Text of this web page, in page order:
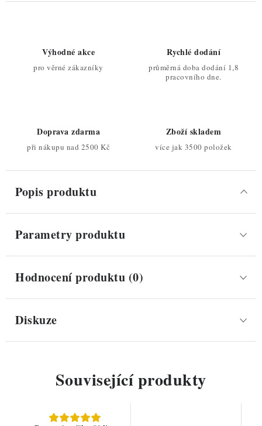
Výhodné akce
pro věrné zákazníky
Rychlé dodání
průměrná doba dodání 1,8
pracovního dne.
Doprava zdarma
při nákupu nad 2500 Kč
Zboží skladem
více jak 3500 položek
Popis produktu
Parametry produktu
Hodnocení produktu (0)
Diskuze
Související produkty